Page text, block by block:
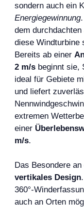
sondern auch ein
Energiegewinnung
dem
diese Windturbine
Bereits ab einer
2 m/s beginnt sie,
ideal für Gebiete
und liefert
extremen
einer
m/s.
Das Besondere
vertikales Design
360°-
auch an Orten